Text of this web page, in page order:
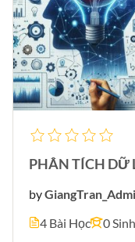
PHÂN TÍCH DỮ
by
4 Bài Học
0